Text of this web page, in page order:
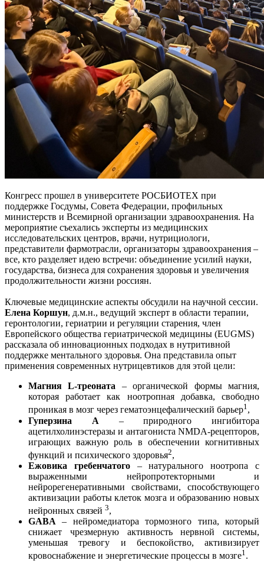
Конгресс прошел в университете РОСБИОТЕХ при
поддержке Госдумы, Совета Федерации, профильных
министерств и Всемирной организации здравоохранения. На
мероприятие съехались эксперты из медицинских
исследовательских центров, врачи, нутрициологи,
представители фармотрасли, организаторы здравоохранения –
все, кто разделяет идею встречи: объединение усилий науки,
государства, бизнеса для сохранения здоровья и увеличения
продолжительности жизни россиян.
Ключевые медицинские аспекты обсудили на научной сессии.
Елена Коршун, д.м.н., ведущий эксперт в области терапии,
геронтологии, гериатрии и регуляции старения, член
Европейского общества гериатрической медицины (EUGMS)
рассказала об инновационных подходах в нутритивной
поддержке ментального здоровья. Она представила опыт
применения современных нутрицевтиков для этой цели:
МагнияL-треоната – органической формы магния,
которая работает как ноотропная добавка, свободно
проникая в мозг через гематоэнцефалический барьер1,
Гуперзина А – природного ингибитора
ацетилхолинэстеразы и антагониста NMDA-рецепторов,
играющих важную роль в обеспечении когнитивных
функций и психического здоровья2,
Ежовика гребенчатого– натурального ноотропа с
выраженными нейропротекторными и
нейрорегенеративными свойствами, способствующего
активизации работы клеток мозга и образованию новых
нейронных связей 3,
GABA – нейромедиатора тормозного типа, который
снижает чрезмерную активность нервной системы,
уменьшая тревогу и беспокойство, активизирует
кровоснабжение и энергетические процессы в мозге1.